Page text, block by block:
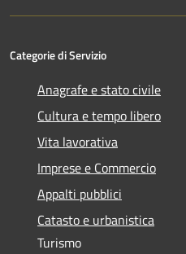
Categorie di Servizio
Anagrafe e stato civile
Cultura e tempo libero
Vita lavorativa
Imprese e Commercio
Appalti pubblici
Catasto e urbanistica
Turismo